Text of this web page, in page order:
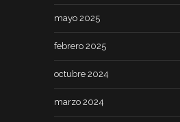
mayo 2025
febrero 2025
octubre 2024
marzo 2024